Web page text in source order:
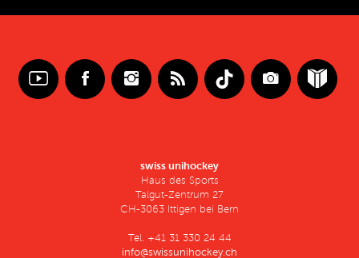
swiss unihockey
Haus des Sports
Talgut-Zentrum 27
CH-3063 Ittigen bei Bern
Tel. +41 31 330 24 44
info@swissunihockey.ch